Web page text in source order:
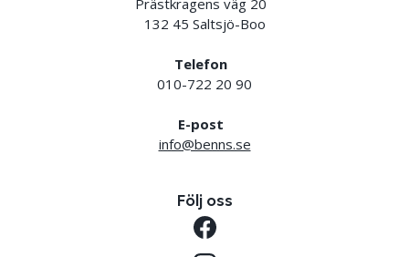
Prästkragens väg 20
132 45 Saltsjö-Boo
Telefon
010-722 20 90
E-post
info@benns.se
Följ oss